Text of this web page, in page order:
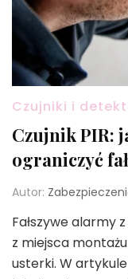
Czujniki i
Czujnik PIR:
ograniczyć
Autor:
Fałszywe alarmy
z miejsca
usterki. W